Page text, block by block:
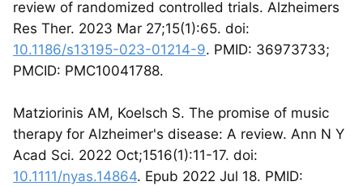
review of randomized controlled trials. Alzheimers
Res Ther. 2023 Mar 27;15(1):65. doi:
10.1186/s13195-023-01214-9. PMID: 36973733;
PMCID: PMC10041788.
Matziorinis AM, Koelsch S. The promise of music
therapy for Alzheimer's disease: A review. Ann N Y
Acad Sci. 2022 Oct;1516(1):11-17. doi:
10.1111/nyas.14864. Epub 2022 Jul 18. PMID: